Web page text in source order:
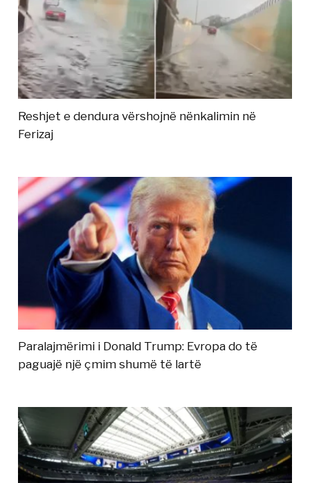
Reshjet e dendura vërshojnë nënkalimin në
Ferizaj
Paralajmërimi i Donald Trump: Evropa do të
paguajë një çmim shumë të lartë